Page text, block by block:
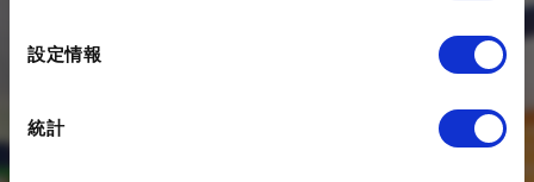
設定情報
統計